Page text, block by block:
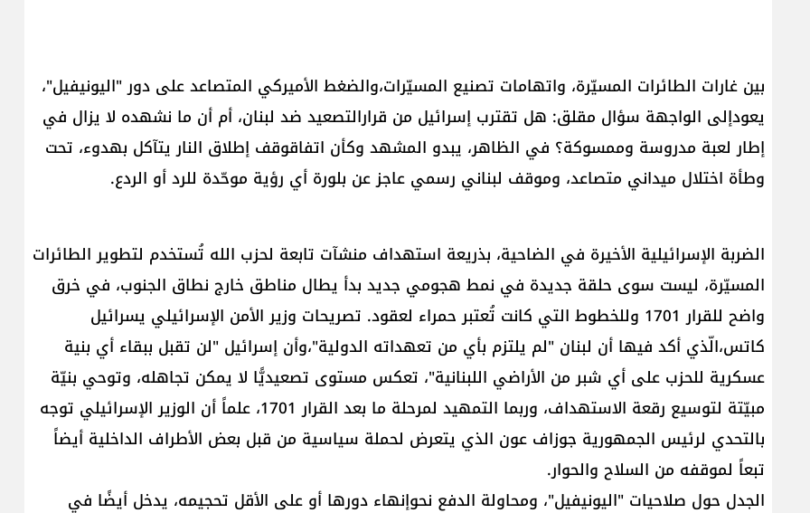
بين غارات ​الطائرات المسيّرة​، واتهامات تصنيع المسيّرات،والضغط الأميركي المتصاعد على دور "​اليونيفيل​"،
يعودإلى الواجهة سؤال مقلق: هل تقترب ​إسرائيل​ من قرارال​تصعيد​ ضد ​لبنان​، أم أن ما نشهده لا يزال في
إطار لعبة مدروسة وممسوكة؟ في الظاهر، يبدو المشهد وكأن اتفاقوقف إطلاق النار يتآكل بهدوء، تحت
وطأة اختلال ميداني متصاعد، وموقف لبناني رسمي عاجز عن بلورة أي رؤية موحّدة للرد أو الردع.
الضربة الإسرائيلية الأخيرة في الضاحية، بذريعة استهداف منشآت تابعة ل​حزب الله​ تُستخدم لتطوير الطائرات
المسيّرة، ليست سوى حلقة جديدة في نمط هجومي جديد بدأ يطال مناطق خارج نطاق الجنوب، في خرق
واضح للقرار 1701 وللخطوط التي كانت تُعتبر حمراء لعقود. تصريحات وزير الأمن الإسرائيلي يسرائيل
كاتس،الّذي أكد فيها أن لبنان "لم يلتزم بأي من تعهداته الدولية"،وأن إسرائيل "لن تقبل ببقاء أي بنية
عسكرية للحزب على أي شبر من الأراضي اللبنانية"، تعكس مستوى تصعيديًّا لا يمكن تجاهله، وتوحي بنيّة
مبيّتة لتوسيع رقعة الاستهداف، وربما التمهيد لمرحلة ما بعد القرار 1701، علماً أن الوزير الإسرائيلي توجه
بالتحدي لرئيس الجمهورية جوزاف عون الذي يتعرض لحملة سياسية من قبل بعض الأطراف الداخلية أيضاً
تبعاً لموقفه من السلاح والحوار.
الجدل حول صلاحيات "اليونيفيل"، ومحاولة الدفع نحوإنهاء دورها أو على الأقل تحجيمه، يدخل أيضًا في